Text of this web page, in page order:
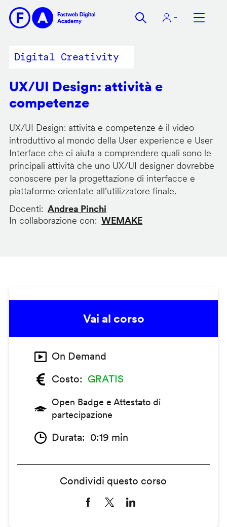
contenuto
Digital Creativity
UX/UI Design: attività e
competenze
UX/UI Design: attività e competenze è il video
introduttivo al mondo della User experience e User
Interface che ci aiuta a comprendere quali sono le
principali attività che uno UX/UI designer dovrebbe
conoscere per la progettazione di interfacce e
piattaforme orientate all’utilizzatore finale.
Docenti
Andrea Pinchi
In collaborazione con
WEMAKE
Vai al corso
On Demand
Costo
GRATIS
Open Badge e Attestato di
partecipazione
Durata 0:19 min
Condividi questo corso